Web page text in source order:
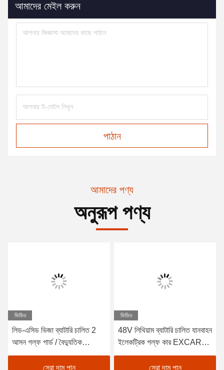
আমাদের মেইল করুন
পাঠান
আমাদের পণ্য
অনুরূপ পণ্য
ভিডিও
লিড-এসিড ভিজা ব্যাটারি চালিত 2
আসন গল্ফ গার্ড / বৈদ্যুতিক
Buggy গাড়ী গল্ফ
সেরা দাম পান
ভিডিও
48V লিথিয়াম ব্যাটারি চালিত যানবাহন
ইলেকট্রিক গল্ফ কার EXCAR
A1S6+2 সাদা
সেরা দাম পান